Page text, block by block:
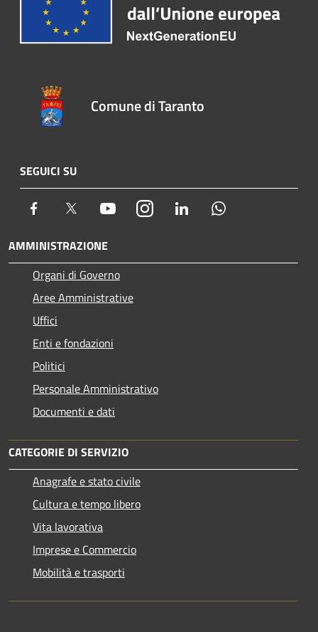
Comune di Taranto
SEGUICI SU
Facebook Twitter YoutubeInstagram LinkedIn
AMMINISTRAZIONE
Organi di Governo
Aree Amministrative
Uffici
Enti e fondazioni
Politici
Personale Amministrativo
Documenti e dati
CATEGORIE DI SERVIZIO
Anagrafe e stato civile
Cultura e tempo libero
Vita lavorativa
Imprese e Commercio
Mobilità e trasporti